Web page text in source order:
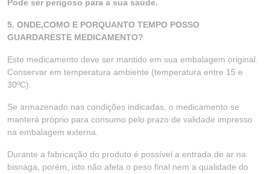
Pode ser perigoso para a sua saúde.
5. ONDE,COMO E PORQUANTO TEMPO POSSO
GUARDARESTE MEDICAMENTO?
Este medicamento deve ser mantido em sua embalagem original.
Conservar em temperatura ambiente (temperatura entre 15 e
30ºC).
Se armazenado nas condições indicadas, o medicamento se
manterá próprio para consumo pelo prazo de validade impresso
na embalagem externa.
Durante a fabricação do produto é possível a entrada de ar na
bisnaga, porém, isto não afeta o peso final nem a qualidade do